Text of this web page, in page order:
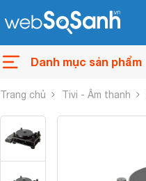
Danh mục sản phẩm
Trang chủ Tivi - Âm thanh